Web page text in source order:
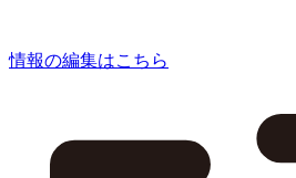
情報の編集はこちら